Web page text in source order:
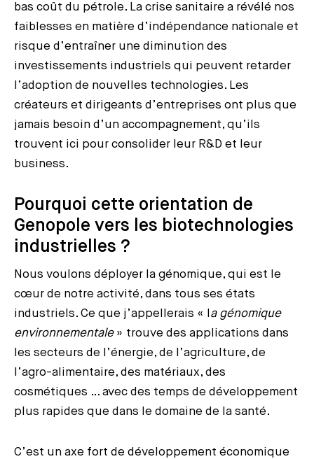
bas coût du pétrole. La crise sanitaire a révélé nos
faiblesses en matière d’indépendance nationale et
risque d’entraîner une diminution des
investissements industriels qui peuvent retarder
l’adoption de nouvelles technologies. Les
créateurs et dirigeants d’entreprises ont plus que
jamais besoin d’un accompagnement, qu’ils
trouvent ici pour consolider leur R&D et leur
business.
Pourquoi cette orientation de
Genopole vers les biotechnologies
industrielles ?
Nous voulons déployer la génomique, qui est le
cœur de notre activité, dans tous ses états
industriels. Ce que j’appellerais « l a génomique
environnementale» trouve des applications dans
les secteurs de l’énergie, de l’agriculture, de
l’agro-alimentaire, des matériaux, des
cosmétiques … avec des temps de développement
plus rapides que dans le domaine de la santé.
C’est un axe fort de développement économique